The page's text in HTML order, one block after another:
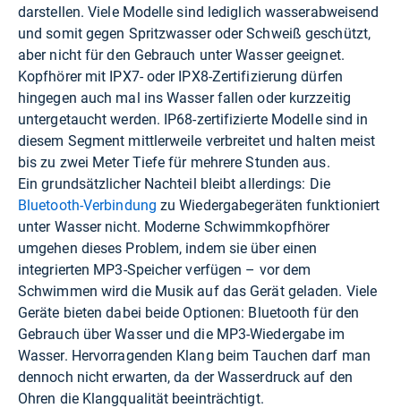
darstellen. Viele Modelle sind lediglich wasserabweisend
und somit gegen Spritzwasser oder Schweiß geschützt,
aber nicht für den Gebrauch unter Wasser geeignet.
Kopfhörer mit IPX7- oder IPX8-Zertifizierung dürfen
hingegen auch mal ins Wasser fallen oder kurzzeitig
untergetaucht werden. IP68-zertifizierte Modelle sind in
diesem Segment mittlerweile verbreitet und halten meist
bis zu zwei Meter Tiefe für mehrere Stunden aus.
Ein grundsätzlicher Nachteil bleibt allerdings: Die
Bluetooth-Verbindung zu Wiedergabegeräten funktioniert
unter Wasser nicht. Moderne Schwimmkopfhörer
umgehen dieses Problem, indem sie über einen
integrierten MP3-Speicher verfügen – vor dem
Schwimmen wird die Musik auf das Gerät geladen. Viele
Geräte bieten dabei beide Optionen: Bluetooth für den
Gebrauch über Wasser und die MP3-Wiedergabe im
Wasser. Hervorragenden Klang beim Tauchen darf man
dennoch nicht erwarten, da der Wasserdruck auf den
Ohren die Klangqualität beeinträchtigt.